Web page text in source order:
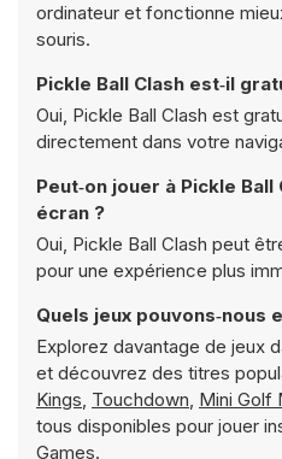
ordinateur et fonctionne
souris.
Pickle Ball Clash est‑il
Oui, Pickle Ball Clash est
directement dans votre
Peut‑on jouer à Pickle
écran ?
Oui, Pickle Ball Clash peut
pour une expérience plus
Quels jeux pouvons‑nous
Explorez davantage de jeux
et découvrez des titres
Kings, Touchdown, Mini Golf
tous disponibles pour jouer
Games.